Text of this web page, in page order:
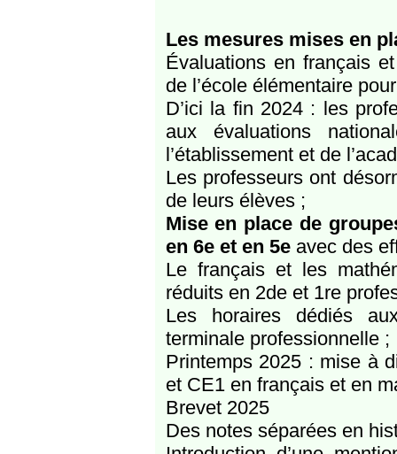
Les mesures mises en
Évaluations en français
de l’école élémentaire
D’ici la fin 2024 : les
aux évaluations
l’établissement et de
Les professeurs ont
de leurs élèves ;
Mise en place de
en 6e et en 5eavec des
Le français et les
réduits en 2de et 1re
Les horaires dédiés
terminale professionnelle ;
Printemps 2025 : mise à
et CE1 en français et en
Brevet 2025
Des notes séparées en